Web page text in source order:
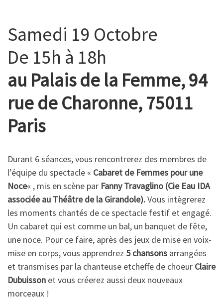
Samedi 19 Octobre
De 15h à 18h
au Palais de la Femme, 94
rue de Charonne, 75011
Paris
Durant 6 séances, vous rencontrerez des membres de
l’équipe du spectacle « Cabaret de Femmes pour une
Noce« , mis en scène par Fanny Travaglino (Cie Eau IDA
associée au Théâtre de la Girandole).Vous intègrerez
les moments chantés de ce spectacle festif et engagé.
Un cabaret qui est comme un bal, un banquet de fête,
une noce. Pour ce faire, après des jeux de mise en voix-
mise en corps, vous apprendrez 5 chansons arrangées
et transmises par la chanteuse etcheffe de choeur Claire
Dubuisson et vous créerez aussi deux nouveaux
morceaux !